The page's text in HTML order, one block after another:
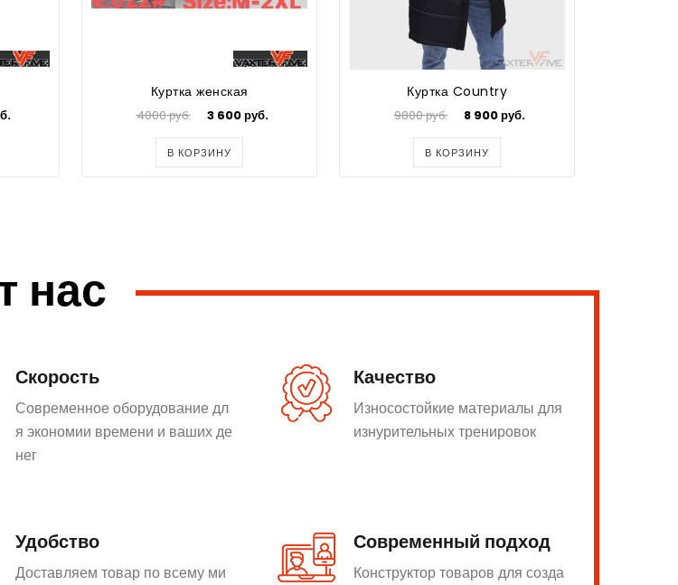
Куртка женская
4000 руб. 3 600 руб.
В КОРЗИНУ
Куртка Country
9800 руб. 8 900 руб.
В КОРЗИНУ
нас
Скорость
Современное оборудование дл
я экономии времени и ваших де
нег
Качество
Износостойкие материалы для
изнурительных тренировок
Удобство
Доставляем товар по всему ми
Современный подход
Конструктор товаров для созда